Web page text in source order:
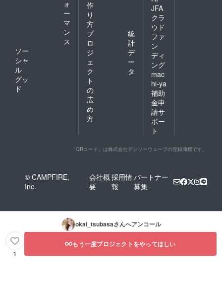
ォ
ー
マ
ン
ス
ソー
シャ
ル
グッ
ド
作
り
方
プ
ロ
ジ
ェ
ク
ト
の
広
め
方
統
計
デ
ー
タ
JFA
クラ
ウド
ファ
ン
ディ
ング
mac
hi-ya
補助
金申
請サ
ポー
ト
「QRコード」は株式会社デンソーウェーブの登録商標です。
© CAMPFIRE,
Inc.
会社概
要
採用情
報
パートナー
募集
okai_tsubasaさんへアンコール
1
もう一度プロジェクトをやってほしい